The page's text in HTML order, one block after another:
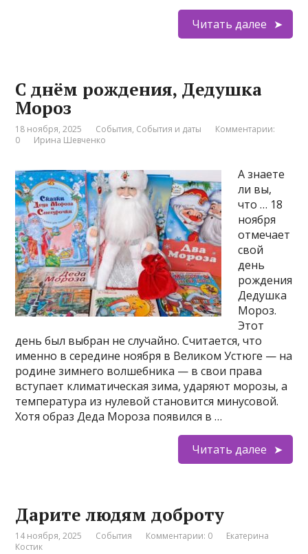
Читать далее
С днём рождения, Дедушка
Мороз
18 ноября, 2025 События, События и даты
Комментарии:
0
Ирина Шевченко
А знаете
ли вы,
что … 18
ноября
отмечает
свой
день
рождения
Дедушка
Мороз.
Этот
день был выбран не случайно. Считается, что
именно в середине ноября в Великом Устюге — на
родине зимнего волшебника — в свои права
вступает климатическая зима, ударяют морозы, а
температура из нулевой становится минусовой.
Хотя образ Деда Мороза появился в …
Читать далее
Дарите людям доброту
14 ноября, 2025 События Комментарии: 0
Екатерина
Костик